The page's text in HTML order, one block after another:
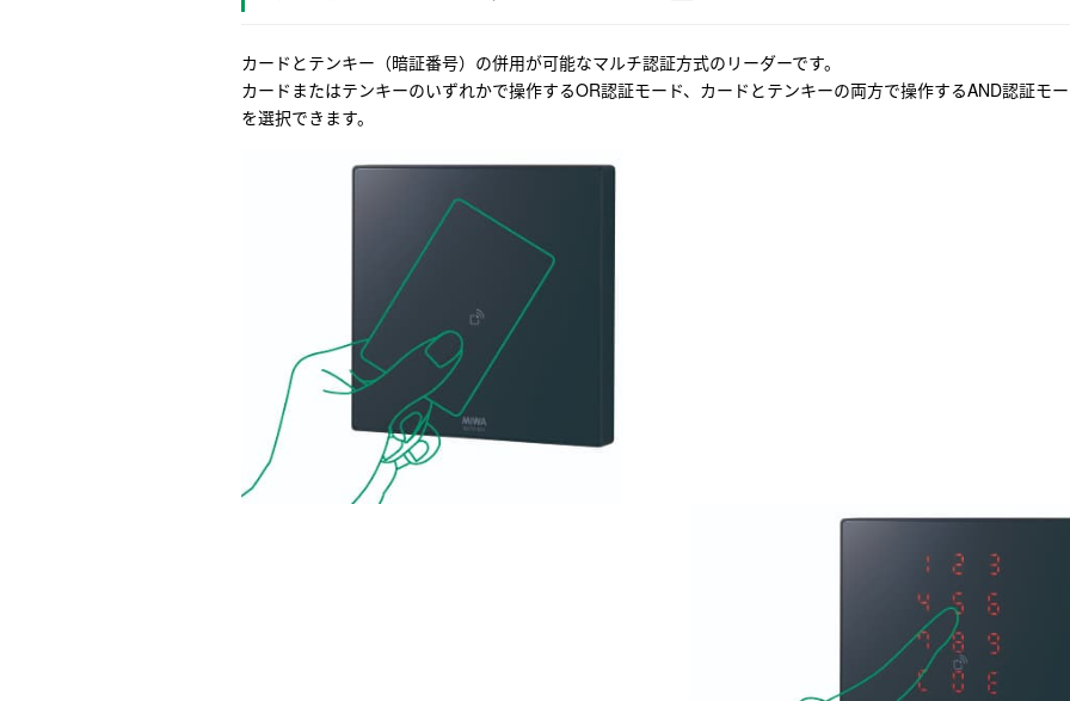
カードとテンキー（暗証番号）の併用が可能なマルチ認証方式のリーダーです。
カードまたはテンキーのいずれかで操作するOR認証モード、カードとテンキーの両方で操作するAND認証モ
を選択できます。